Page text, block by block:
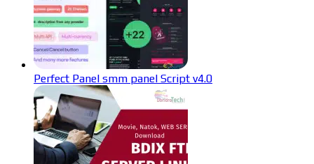
Perfect Panel smm panel Script v4.0